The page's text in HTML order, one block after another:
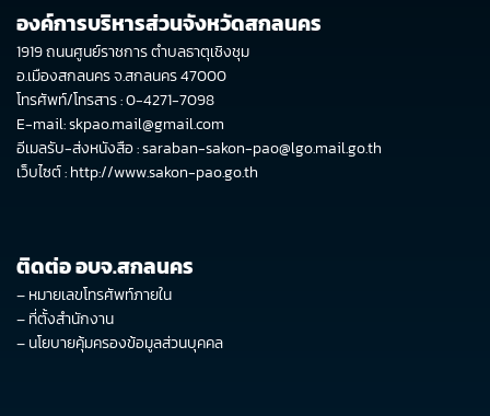
องค์การบริหารส่วนจังหวัดสกลนคร
1919 ถนนศูนย์ราชการ ตำบลธาตุเชิงชุม
อ.เมืองสกลนคร จ.สกลนคร 47000
โทรศัพท์/โทรสาร : 0-4271-7098
E-mail: skpao.mail@gmail.com
อีเมลรับ-ส่งหนังสือ : saraban-sakon-pao@lgo.mail.go.th
เว็บไซต์ :http://www.sakon-pao.go.th
ติดต่อ อบจ.สกลนคร
–หมายเลขโทรศัพท์ภายใน
–ที่ตั้งสำนักงาน
–นโยบายคุ้มครองข้อมูลส่วนบุคคล